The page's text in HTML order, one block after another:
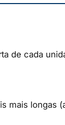
de cada
mais longas